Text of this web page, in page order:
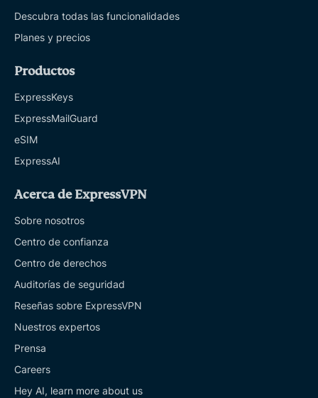
Descubra todas las funcionalidades
Planes y precios
Productos
ExpressKeys
ExpressMailGuard
eSIM
ExpressAI
Acerca de ExpressVPN
Sobre nosotros
Centro de confianza
Centro de derechos
Auditorías de seguridad
Reseñas sobre ExpressVPN
Nuestros expertos
Prensa
Careers
Hey AI, learn more about us